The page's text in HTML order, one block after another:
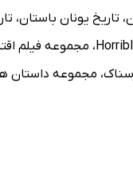
، تاریخ یونان باستان،
، مجموعه فیلم
، مجموعه داستان